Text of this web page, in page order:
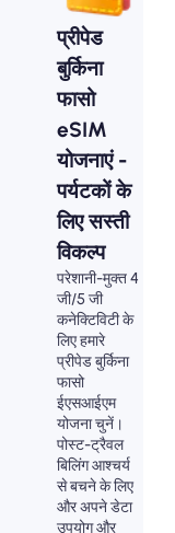
प्रीपेड
बुर्किना
फासो
eSIM
योजनाएं -
पर्यटकों के
लिए सस्ती
विकल्प
परेशानी-मुक्त 4
जी/5 जी
कनेक्टिविटी के
लिए हमारे
प्रीपेड बुर्किना
फासो
ईएसआईएम
योजना चुनें।
पोस्ट-ट्रैवल
बिलिंग आश्चर्य
से बचने के लिए
और अपने डेटा
उपयोग और